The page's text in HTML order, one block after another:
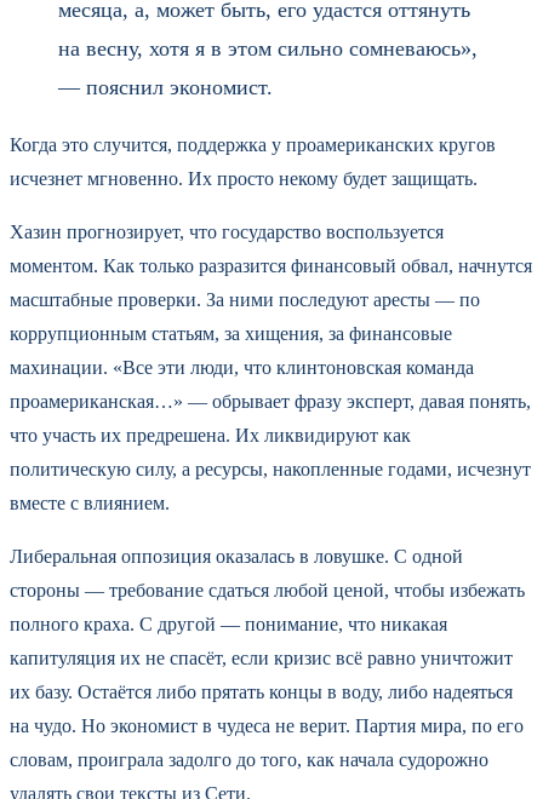
месяца, а, может быть, его удастся оттянуть
на весну, хотя я в этом сильно сомневаюсь»,
— пояснил экономист.
Когда это случится, поддержка у проамериканских кругов
исчезнет мгновенно. Их просто некому будет защищать.
Хазин прогнозирует, что государство воспользуется
моментом. Как только разразится финансовый обвал, начнутся
масштабные проверки. За ними последуют аресты — по
коррупционным статьям, за хищения, за финансовые
махинации. «Все эти люди, что клинтоновская команда
проамериканская…» — обрывает фразу эксперт, давая понять,
что участь их предрешена. Их ликвидируют как
политическую силу, а ресурсы, накопленные годами, исчезнут
вместе с влиянием.
Либеральная оппозиция оказалась в ловушке. С одной
стороны — требование сдаться любой ценой, чтобы избежать
полного краха. С другой — понимание, что никакая
капитуляция их не спасёт, если кризис всё равно уничтожит
их базу. Остаётся либо прятать концы в воду, либо надеяться
на чудо. Но экономист в чудеса не верит. Партия мира, по его
словам, проиграла задолго до того, как начала судорожно
удалять свои тексты из Сети.